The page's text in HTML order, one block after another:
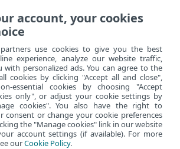
>Napredne nastavitve
naprave
na namizju
account, your cookies
use cookies to give you the best
experience, analyze our website traffic,
with personalized ads. You can agree to the
cookies by clicking "Accept all and close",
essential cookies by choosing "Accept
only", or adjust your cookie settings by
cookies". You also have the right to
consent or change your cookie preferences
the "Manage cookies" link in our website
account settings (if available). For more
ourCookie Policy.